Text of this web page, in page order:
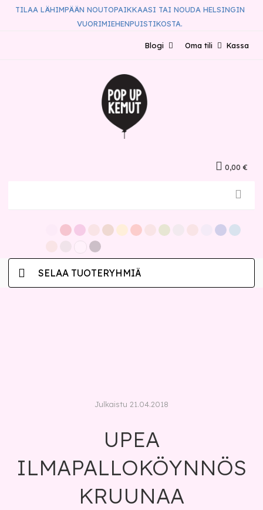
TILAA LÄHIMPÄÄN NOUTOPAIKKAASI TAI NOUDA HELSINGIN
VUORIMIEHENPUISTIKOSTA.
Kassa
Oma tili
Blogi
0,00 €
SELAA TUOTERYHMIÄ
Julkaistu 21.04.2018
UPEA
ILMAPALLOKÖYNNÖS
KRUUNAA